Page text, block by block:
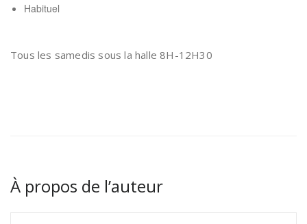
Habituel
Tous les samedis sous la halle 8H-12H30
À propos de l’auteur